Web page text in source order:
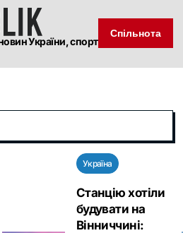
України, спорт
Спільнота
Україна
Станцію хотіли
будувати на
Вінниччині: